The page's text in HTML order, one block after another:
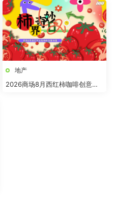
地产
2026商场8月西红柿咖啡创意市